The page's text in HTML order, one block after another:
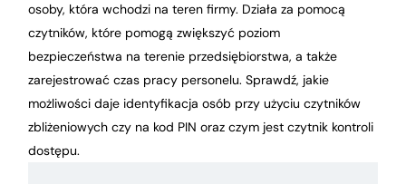
osoby, która wchodzi na teren firmy. Działa za pomocą
czytników, które pomogą zwiększyć poziom
bezpieczeństwa na terenie przedsiębiorstwa, a także
zarejestrować czas pracy personelu. Sprawdź, jakie
możliwości daje identyfikacja osób przy użyciu czytników
zbliżeniowych czy na kod PIN oraz czym jest czytnik kontroli
dostępu.